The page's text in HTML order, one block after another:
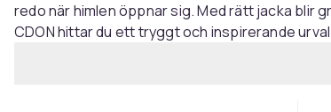
redo när himlen öppnar sig. Med rätt jacka blir
CDON hittar du ett tryggt och inspirerande